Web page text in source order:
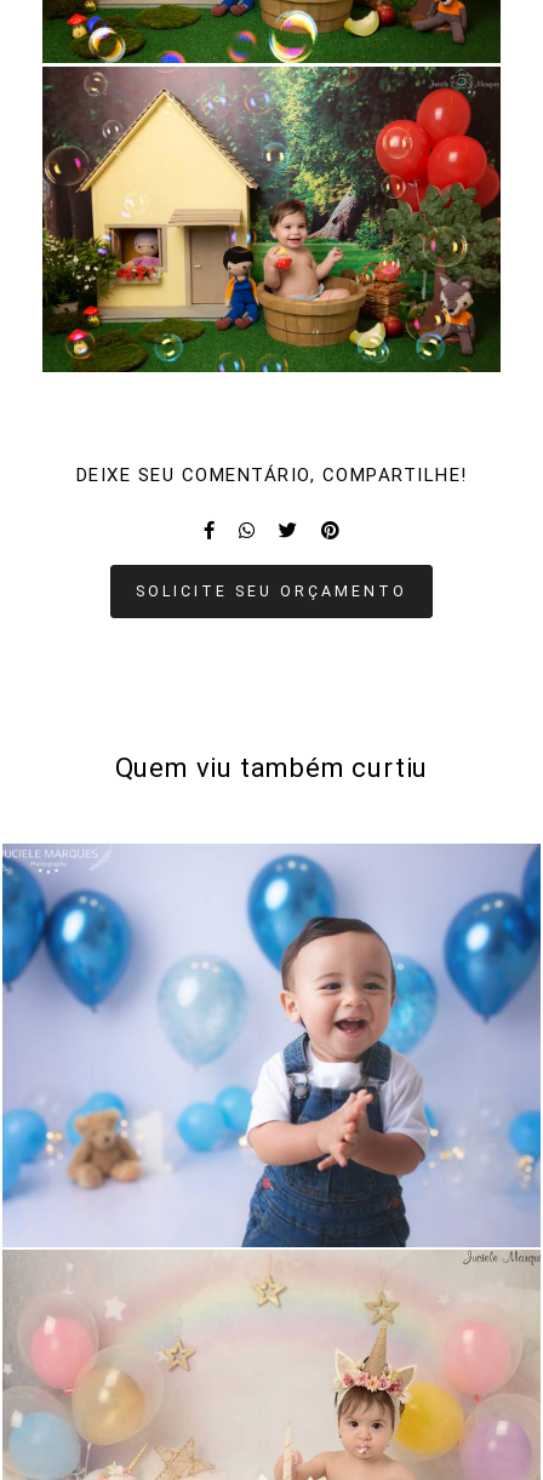
DEIXE SEU COMENTÁRIO, COMPARTILHE!
SOLICITE SEU ORÇAMENTO
Quem viu também curtiu
683 0